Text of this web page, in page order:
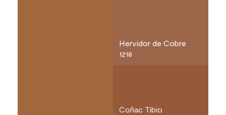
Hervidor de Cobre
1218
Coñac Tibio